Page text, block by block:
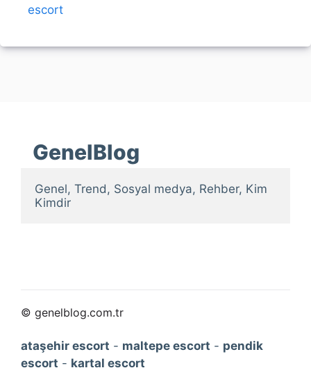
escort
GenelBlog
Genel, Trend, Sosyal medya, Rehber, Kim
Kimdir
© genelblog.com.tr
ataşehir escort - maltepe escort - pendik
escort - kartal escort